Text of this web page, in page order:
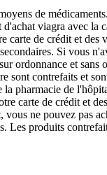
de
viagra avec
de crédit et
Si vous
et
contrefaits et
pharmacie de
carte de crédit et
ne pouvez pas
produits